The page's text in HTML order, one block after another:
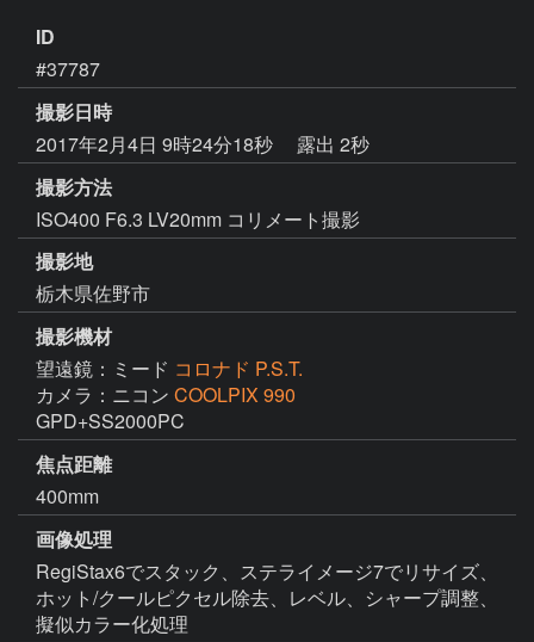
ID
#37787
撮影日時
2017年2月4日 9時24分18秒
露出 2秒
撮影方法
ISO400 F6.3 LV20mm コリメート撮影
撮影地
栃木県佐野市
撮影機材
望遠鏡：ミード コロナド P.S.T.
カメラ：ニコン COOLPIX 990
GPD+SS2000PC
焦点距離
400mm
画像処理
RegiStax6でスタック、ステライメージ7でリサイズ、
ホット/クールピクセル除去、レベル、シャープ調整、
擬似カラー化処理